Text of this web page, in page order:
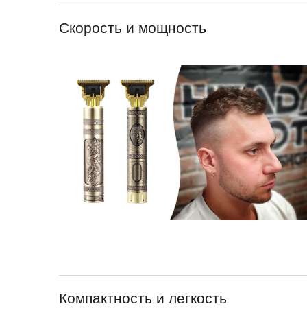
Скорость и мощность
Компактность и легкость